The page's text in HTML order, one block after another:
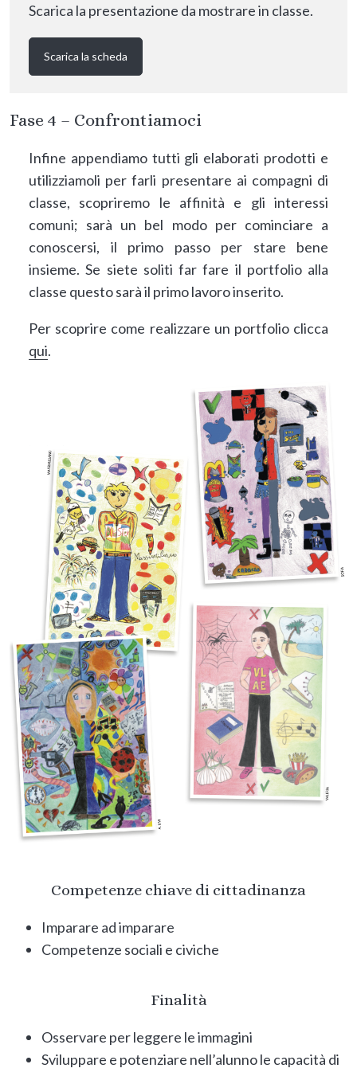
Scarica la presentazione da mostrare in classe.
Scarica la scheda
Fase 4 – Confrontiamoci
Infine appendiamo tutti gli elaborati prodotti e
utilizziamoli per farli presentare ai compagni di
classe, scopriremo le affinità e gli interessi
comuni; sarà un bel modo per cominciare a
conoscersi, il primo passo per stare bene
insieme. Se siete soliti far fare il portfolio alla
classe questo sarà il primo lavoro inserito.
Per scoprire come realizzare un portfolio clicca
qui.
Competenze chiave di cittadinanza
Imparare ad imparare
Competenze sociali e civiche
Finalità
Osservare per leggere le immagini
Sviluppare e potenziare nell’alunno le capacità di